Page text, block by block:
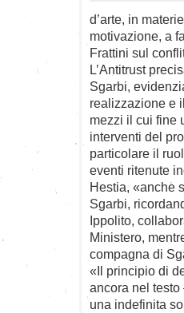
d’arte, in
motivazione, a
Frattini sul
L’Antitrust
Sgarbi,
realizzazione e
mezzi il cui fine
interventi del
particolare il
eventi ritenute
Hestia, «anche
Sgarbi,
Ippolito,
Ministero,
compagna di
«Il principio di
ancora nel testo
una indefinita